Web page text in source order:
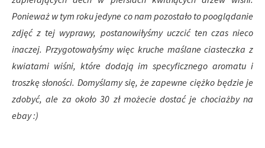
Ponieważ w tym roku jedyne co nam pozostało to pooglądanie
zdjęć z tej wyprawy, postanowiłyśmy uczcić ten czas nieco
inaczej. Przygotowałyśmy więc kruche maślane ciasteczka z
kwiatami wiśni, które dodają im specyficznego aromatu i
troszkę słoności. Domyślamy się, że zapewne ciężko będzie je
zdobyć, ale za około 30 zł możecie dostać je chociażby na
ebay :)